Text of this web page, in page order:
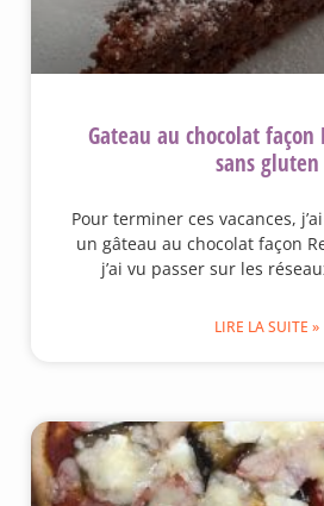
Gateau au chocolat façon
sans gluten
Pour terminer ces vacances,
un gâteau au chocolat façon
j’ai vu passer sur les
LIRE LA SUITE »